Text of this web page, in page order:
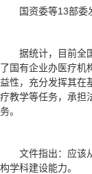
国资委等13部委
据统计，目前全
了国有企业办医疗机
益性，充分发挥其在
疗教学等任务，承担
务。
文件指出：应该
构学科建设能力。